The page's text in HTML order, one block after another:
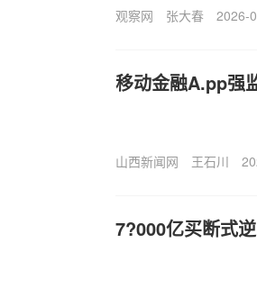
观察网 张大春 2026-
移动金融A.pp强
山西新闻网 王石川
7?000亿买断式